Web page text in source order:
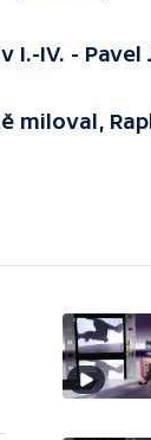
I.-IV. - Pavel
miloval,